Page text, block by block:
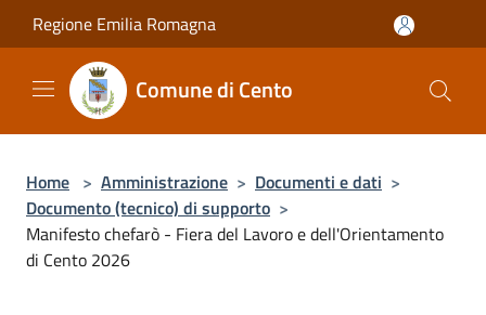
Salta al contenuto principale
Regione Emilia Romagna
Comune di Cento
Home > Amministrazione > Documenti e dati >
Documento (tecnico) di supporto >
Manifesto chefarò - Fiera del Lavoro e dell'Orientamento
di Cento 2026